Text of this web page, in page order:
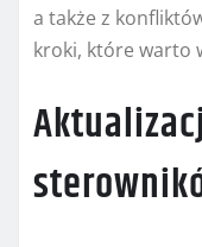
a także z
kroki, które warto